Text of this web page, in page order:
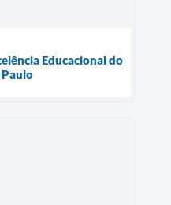
Educacional do
Paulo